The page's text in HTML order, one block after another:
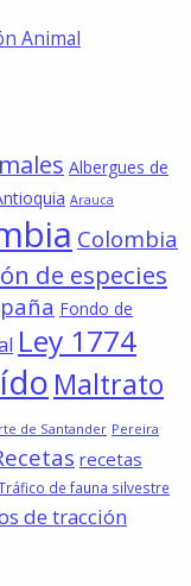
Animal
Albergues de
Arauca
Colombia
de especies
Fondo de
Ley 1774
Maltrato
de Santander Pereira
recetas
de fauna silvestre
de tracción